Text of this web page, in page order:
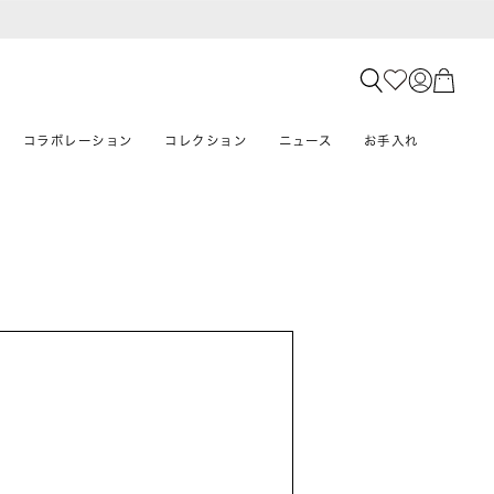
コラボレーション コレクション ニュース お手入れ